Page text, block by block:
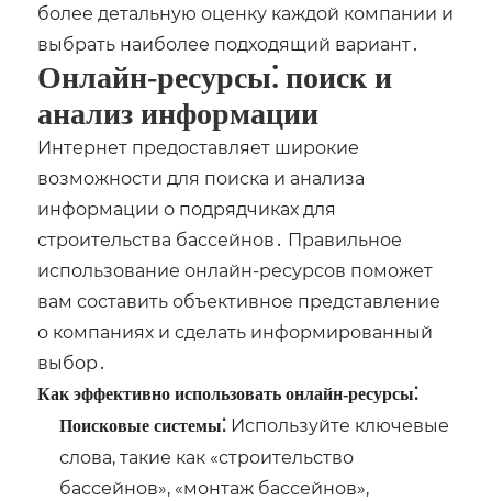
более детальную оценку каждой компании и
выбрать наиболее подходящий вариант․
Онлайн-ресурсы⁚ поиск и
анализ информации
Интернет предоставляет широкие
возможности для поиска и анализа
информации о подрядчиках для
строительства бассейнов․ Правильное
использование онлайн-ресурсов поможет
вам составить объективное представление
о компаниях и сделать информированный
выбор․
Как эффективно использовать онлайн-ресурсы⁚
Поисковые системы⁚ Используйте ключевые
слова, такие как «строительство
бассейнов», «монтаж бассейнов»,